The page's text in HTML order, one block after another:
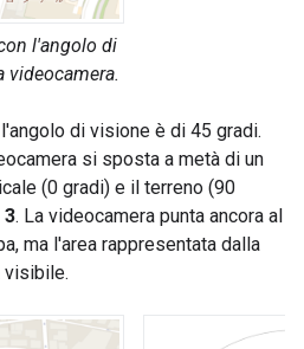
l'angolo di
videocamera.
di visione è di 45 gradi.
si sposta a metà di un
(0 gradi) e il terreno (90
3. La videocamera punta ancora al
ma l'area rappresentata dalla
visibile.